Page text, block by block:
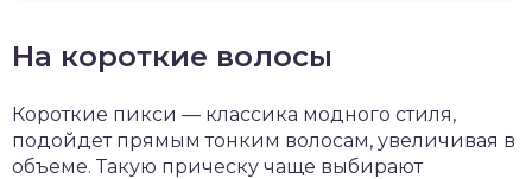
На короткие волосы
Короткие пикси — классика модного стиля,
подойдет прямым тонким волосам, увеличивая в
объеме. Такую прическу чаще выбирают